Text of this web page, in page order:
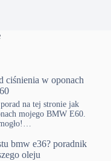
ciśnienia w oponach
na tej stronie jak
mojego BMW E60.
bmw e36? poradnik
oleju